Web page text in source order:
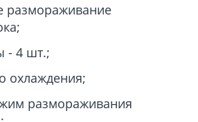
размораживание
- 4 шт.;
охлаждения;
размораживания